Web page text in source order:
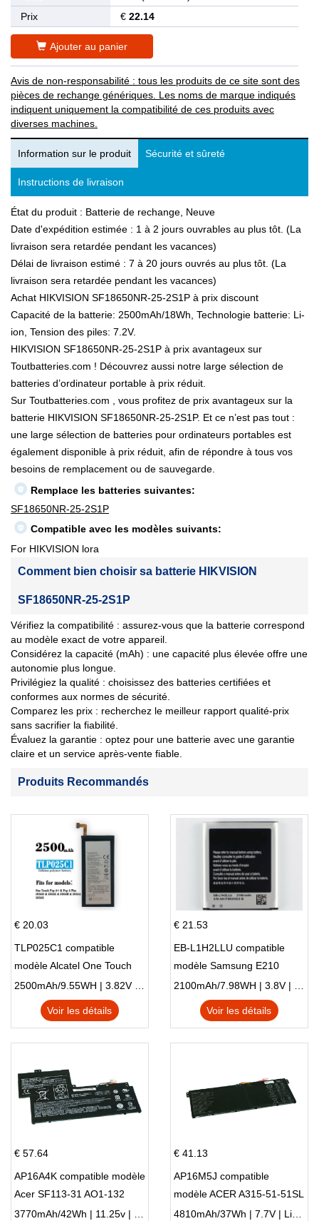
Prix
€ 22.14
Ajouter au panier
Avis de non-responsabilité : tous les produits de ce site sont des
pièces de rechange génériques. Les noms de marque indiqués
indiquent uniquement la compatibilité de ces produits avec
diverses machines.
Information sur le produit Sécurité et sûreté
Instructions de livraison
État du produit : Batterie de rechange, Neuve
Date d'expédition estimée : 1 à 2 jours ouvrables au plus tôt. (La
livraison sera retardée pendant les vacances)
Délai de livraison estimé : 7 à 20 jours ouvrés au plus tôt. (La
livraison sera retardée pendant les vacances)
Achat HIKVISION SF18650NR-25-2S1P à prix discount
Capacité de la batterie: 2500mAh/18Wh, Technologie batterie: Li-
ion, Tension des piles: 7.2V.
HIKVISION SF18650NR-25-2S1P à prix avantageux sur
Toutbatteries.com ! Découvrez aussi notre large sélection de
batteries d’ordinateur portable à prix réduit.
Sur Toutbatteries.com , vous profitez de prix avantageux sur la
batterie HIKVISION SF18650NR-25-2S1P. Et ce n’est pas tout :
une large sélection de batteries pour ordinateurs portables est
également disponible à prix réduit, afin de répondre à tous vos
besoins de remplacement ou de sauvegarde.
Remplace les batteries suivantes:
SF18650NR-25-2S1P
Compatible avec les modèles suivants:
For HIKVISION lora
Comment bien choisir sa batterie HIKVISION
SF18650NR-25-2S1P
Vérifiez la compatibilité : assurez-vous que la batterie correspond
au modèle exact de votre appareil.
Considérez la capacité (mAh) : une capacité plus élevée offre une
autonomie plus longue.
Privilégiez la qualité : choisissez des batteries certifiées et
conformes aux normes de sécurité.
Comparez les prix : recherchez le meilleur rapport qualité-prix
sans sacrifier la fiabilité.
Évaluez la garantie : optez pour une batterie avec une garantie
claire et un service après-vente fiable.
Produits Recommandés
€ 20.03
TLP025C1 compatible
modèle Alcatel One Touch
Pop 4 Plus OT-5056D
2500mAh/9.55WH | 3.82V | Li-ion ...
Voir les détails
€ 21.53
EB-L1H2LLU compatible
modèle Samsung E210
E210K i939
2100mAh/7.98WH | 3.8V | Li-ion ...
Voir les détails
€ 57.64
AP16A4K compatible modèle
Acer SF113-31 AO1-132
NE132
3770mAh/42Wh | 11.25v | Li-ion ...
€ 41.13
AP16M5J compatible
modèle ACER A315-51-51SL
N17Q1 SERIES
4810mAh/37Wh | 7.7V | Li-ion ...